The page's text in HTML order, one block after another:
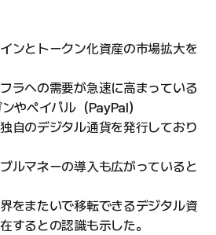
ンとトークン化資産の市場拡大を
ラへの需要が急速に高まっている
やペイパル（PayPal）
自のデジタル通貨を発行しており
ルマネーの導入も広がっていると
をまたいで移転できるデジタル資
するとの認識も示した。